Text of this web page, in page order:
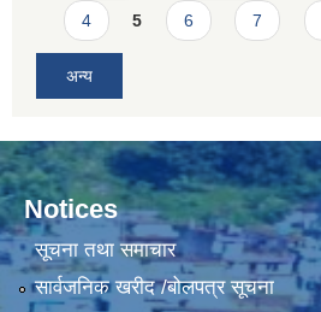
4 5 6 7
अन्य
Notices
सूचना तथा समाचार
सार्वजनिक खरीद /बोलपत्र सूचना